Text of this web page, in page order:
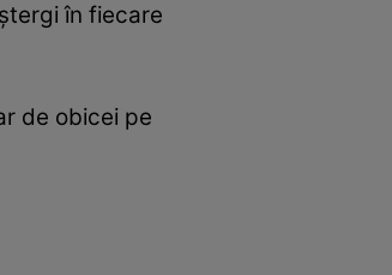
în fiecare
de obicei pe